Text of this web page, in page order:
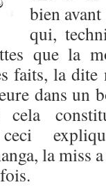
bien
qui,
que la
faits, la
dans un
ceci
la miss